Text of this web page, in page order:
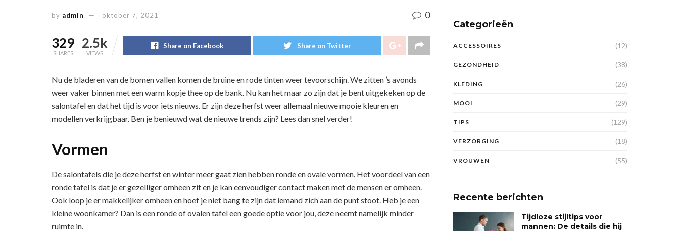
by admin oktober 7, 2021 0
329
SHARES
2.5k
VIEWS
Share on Facebook Share on Twitter
Nu de bladeren van de bomen vallen komen de bruine en rode tinten weer tevoorschijn. We zitten ’s avonds
weer vaker binnen met een warm kopje thee op de bank. Nu kan het maar zo zijn dat je bent uitgekeken op de
salontafel en dat het tijd is voor iets nieuws. Er zijn deze herfst weer allemaal nieuwe mooie kleuren en
modellen verkrijgbaar. Ben je benieuwd wat de nieuwe trends zijn? Lees dan snel verder!
Vormen
De salontafels die je deze herfst en winter meer gaat zien hebben ronde en ovale vormen. Het voordeel van een
ronde tafel is dat je er gezelliger omheen zit en je kan eenvoudiger contact maken met de mensen er omheen.
Ook loop je er makkelijker omheen en hoef je niet bang te zijn dat iemand zich aan de punt stoot. Heb je een
kleine woonkamer? Dan is een ronde of ovalen tafel een goede optie voor jou, deze neemt namelijk minder
ruimte in.
Categorieën
ACCESSOIRES (12)
GEZONDHEID (38)
KLEDING (26)
MOOI (29)
TIPS (129)
VERZORGING (18)
VROUWEN (55)
Recente berichten
Tijdloze stijltips voor
mannen: De details die hij